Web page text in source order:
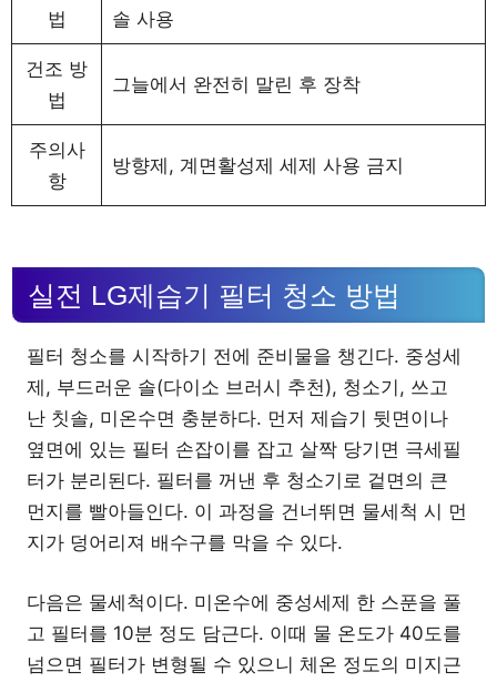
법
솔 사용
건조 방
법
그늘에서 완전히 말린 후 장착
주의사
항
방향제, 계면활성제 세제 사용 금지
실전 LG제습기 필터 청소 방법
필터 청소를 시작하기 전에 준비물을 챙긴다. 중성세
제, 부드러운 솔(다이소 브러시 추천), 청소기, 쓰고
난 칫솔, 미온수면 충분하다. 먼저 제습기 뒷면이나
옆면에 있는 필터 손잡이를 잡고 살짝 당기면 극세필
터가 분리된다. 필터를 꺼낸 후 청소기로 겉면의 큰
먼지를 빨아들인다. 이 과정을 건너뛰면 물세척 시 먼
지가 덩어리져 배수구를 막을 수 있다.
다음은 물세척이다. 미온수에 중성세제 한 스푼을 풀
고 필터를 10분 정도 담근다. 이때 물 온도가 40도를
넘으면 필터가 변형될 수 있으니 체온 정도의 미지근